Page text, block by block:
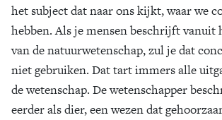
het subject dat naar ons kijkt, waar we
hebben. Als je mensen beschrijft vanuit
van de natuurwetenschap, zul je dat
niet gebruiken. Dat tart immers alle
de wetenschap. De wetenschapper
eerder als dier, een wezen dat